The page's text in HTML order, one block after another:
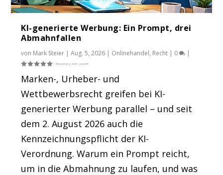
eBay Einwegplastik-Sperre: KI löscht sogar
echtes ...
Regionale Preisunterschiede: EU nimmt
Onlinepreise...
Deepfake-Verbot beschlossen: KI-
Verordnung mit neu...
Paketsteuer Frankreich ausgesetzt – 400
Mio. verfe...
Google KI-Übersicht: keine Haftung für
Dupe-Nennun...
KI-generierte Werbung: Ein Prompt, drei
Abmahnfallen
von Mark Steier |Aug. 5, 2026 | Onlinehandel, Recht | 0 |
Marken-, Urheber- und
Wettbewerbsrecht greifen bei KI-
generierter Werbung parallel – und seit
dem 2. August 2026 auch die
Kennzeichnungspflicht der KI-
Verordnung. Warum ein Prompt reicht,
um in die Abmahnung zu laufen, und was